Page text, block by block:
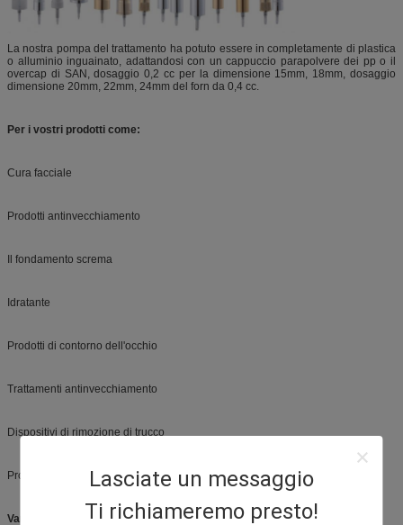
Lasciate un messaggio
Ti richiameremo presto!
La nostra pompa del trattamento ha potuto essere in completamente di plastica
o alluminio inguainato, adattandosi con un cappuccio parapolvere dei pp o il
overcap di SAN, dosaggio 0,2 cc per la dimensione 15mm, 18mm, dosaggio
dimensione 20mm, 22mm, 24mm del forn da 0,4 cc.
Per i vostri prodotti come:
Cura facciale
Prodotti antinvecchiamento
Il fondamento screma
Idratante
Prodotti di contorno dell'occhio
Trattamenti antinvecchiamento
Dispositivi di rimozione di trucco
Prodotti del corpo
Vantaggio: